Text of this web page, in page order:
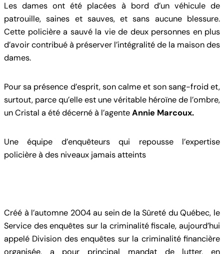
Les dames ont été placées à bord d’un véhicule de
patrouille, saines et sauves, et sans aucune blessure.
Cette policière a sauvé la vie de deux personnes en plus
d’avoir contribué à préserver l’intégralité de la maison des
dames.
Pour sa présence d’esprit, son calme et son sang-froid et,
surtout, parce qu’elle est une véritable héroïne de l’ombre,
un Cristal a été décerné à l’agenteAnnie Marcoux.
Une équipe d’enquêteurs qui repousse l’expertise
policière à des niveaux jamais atteints
Créé à l’automne 2004 au sein de la Sûreté du Québec, le
Service des enquêtes sur la criminalité fiscale, aujourd’hui
appelé Division des enquêtes sur la criminalité financière